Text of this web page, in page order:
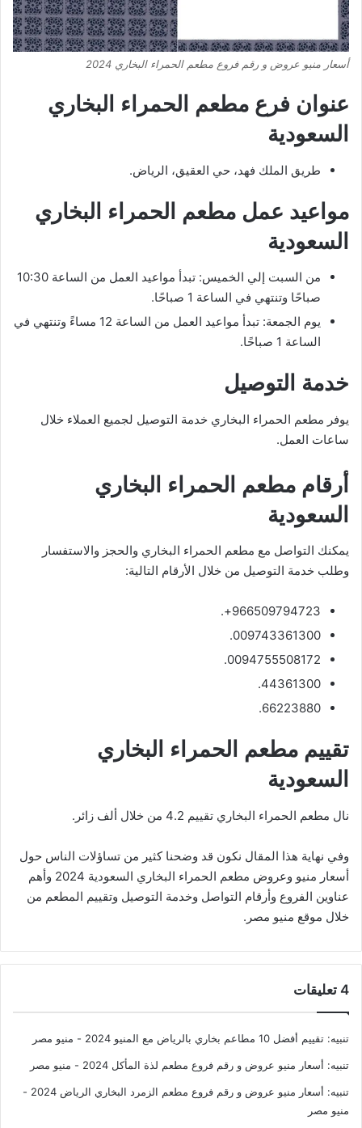
أسعار منيو عروض و رقم فروع مطعم الحمراء البخاري 2024
عنوان فرع مطعم الحمراء البخاري
السعودية
طريق الملك فهد، حي العقيق، الرياض.
مواعيد عمل مطعم الحمراء البخاري
السعودية
من السبت إلي الخميس: تبدأ مواعيد العمل من الساعة 10:30
صباحًا وتنتهي في الساعة 1 صباحًا.
يوم الجمعة: تبدأ مواعيد العمل من الساعة 12 مساءً وتنتهي في
الساعة 1 صباحًا.
خدمة التوصيل
يوفر مطعم الحمراء البخاري خدمة التوصيل لجميع العملاء خلال
ساعات العمل.
أرقام مطعم الحمراء البخاري
السعودية
يمكنك التواصل مع مطعم الحمراء البخاري والحجز والاستفسار
وطلب خدمة التوصيل من خلال الأرقام التالية:
966509794723+.
009743361300.
0094755508172.
44361300.
66223880.
تقييم مطعم الحمراء البخاري
السعودية
نال مطعم الحمراء البخاري تقييم 4.2 من خلال ألف زائر.
وفي نهاية هذا المقال نكون قد وضحنا كثير من تساؤلات الناس حول
أسعار منيو وعروض مطعم الحمراء البخاري السعودية 2024 وأهم
عناوين الفروع وأرقام التواصل وخدمة التوصيل وتقييم المطعم من
خلال موقع منيو مصر.
‫4 تعليقات
تنبيه: تقييم أفضل 10 مطاعم بخاري بالرياض مع المنيو 2024 - منيو مصر
تنبيه: أسعار منيو عروض و رقم فروع مطعم لذة المأكل 2024 - منيو مصر
تنبيه:
أسعار منيو عروض و رقم فروع مطعم الزمرد البخاري الرياض 2024 -
منيو مصر